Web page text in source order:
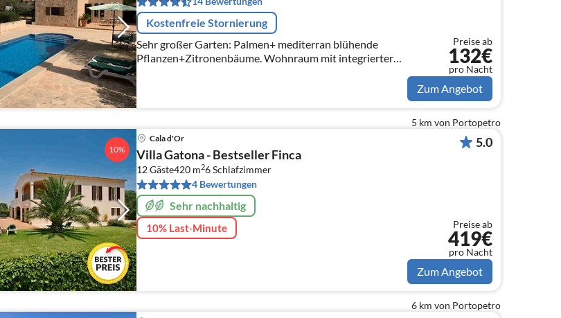
Kostenfreie Stornierung
Sehr großer Garten: Palmen+ mediterran blühende
Pflanzen+Zitronenbäume. Wohnraum mit integrierter
Küche, Schönes Bad. 1 Schlafraum unten; Galerie
Schlafraum oben, mit Terrasse
Preise ab
132€
pro Nacht
Zum Angebot
10%
5 km von Portopetro
Cala d'Or
Villa Gatona - Bestseller Finca
12 Gäste420 m26Schlafzimmer
4 Bewertungen
Sehr nachhaltig
10% Last-Minute
5.0
Preise ab
419€
pro Nacht
Zum Angebot
6 km von Portopetro